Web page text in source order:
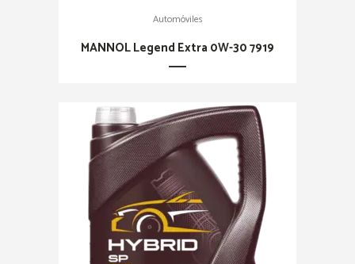
Automóviles
MANNOL Legend Extra 0W-30 7919